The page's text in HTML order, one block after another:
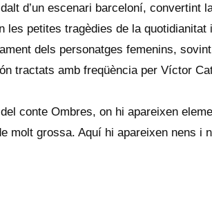
d’un escenari barceloní, convertint
les petites tragèdies de la
dels personatges femenins,
tractats amb freqüència per Víctor
conte Ombres, on hi apareixen
molt grossa. Aquí hi apareixen nens i